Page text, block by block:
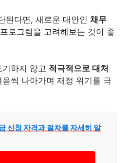
된다면, 새로운 대안인 채무
로그램을 고려해보는 것이 좋
하지 않고 적극적으로 대처
씩 나아가며 재정 위기를 극
신청 자격과 절차를 자세히 알